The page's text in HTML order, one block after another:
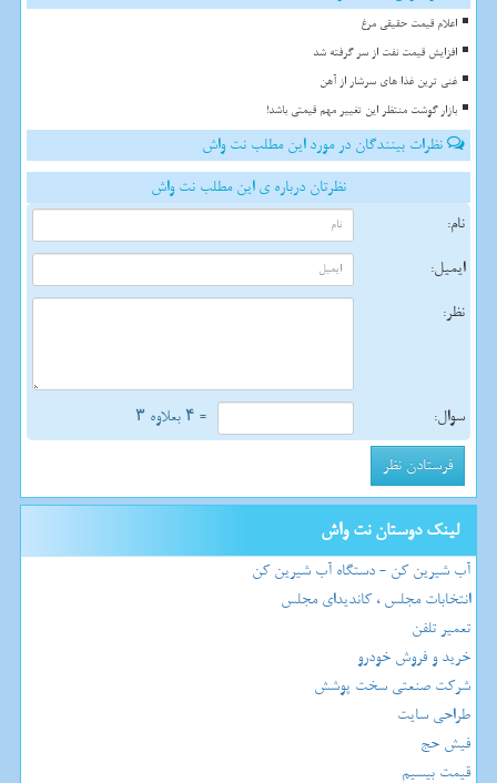
اعلام قیمت حقیقی مرغ
افزایش قیمت نفت از سر گرفته شد
غنی ترین غذا های سرشار از آهن
بازار گوشت منتظر این تغییر مهم قیمتی باشد!
نظرات بینندگان در مورد این مطلب نت واش
نظرتان درباره ی این مطلب نت واش
نام:
ایمیل:
نظر:
سوال: = ۴ بعلاوه ۳
لینک دوستان نت واش
آب شیرین کن - دستگاه آب شیرین کن
انتخابات مجلس ، کاندیدای مجلس
تعمیر تلفن
خرید و فروش خودرو
شرکت صنعتی سخت پوشش
طراحی سایت
فیش حج
قیمت بیسیم